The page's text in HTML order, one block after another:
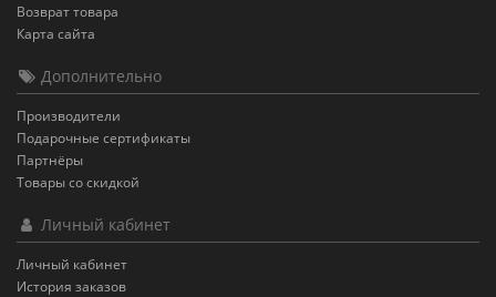
Возврат товара
Карта сайта
Дополнительно
Производители
Подарочные сертификаты
Партнёры
Товары со скидкой
Личный кабинет
Личный кабинет
История заказов